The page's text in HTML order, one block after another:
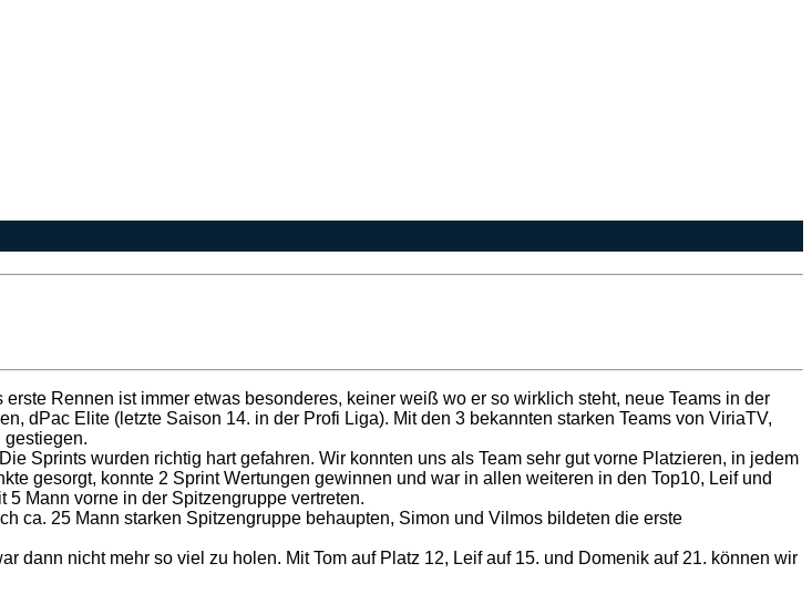
Rennen ist immer etwas besonderes, keiner weiß wo er so wirklich steht, neue Teams in der
dPac Elite (letzte Saison 14. in der Profi Liga). Mit den 3 bekannten starken Teams von ViriaTV,
gestiegen.
Sprints wurden richtig hart gefahren. Wir konnten uns als Team sehr gut vorne Platzieren, in jedem
gesorgt, konnte 2 Sprint Wertungen gewinnen und war in allen weiteren in den Top10, Leif und
Mann vorne in der Spitzengruppe vertreten.
ca. 25 Mann starken Spitzengruppe behaupten, Simon und Vilmos bildeten die erste
dann nicht mehr so viel zu holen. Mit Tom auf Platz 12, Leif auf 15. und Domenik auf 21. können wir